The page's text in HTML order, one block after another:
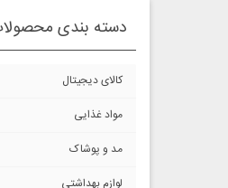
دسته بندی
کالای دیجیتال
مواد غذایی
مد و پوشاک
لوازم بهداشتی